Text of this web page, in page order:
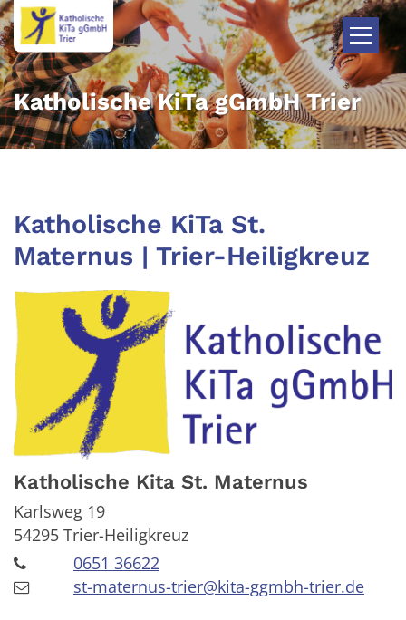
Zum Inhalt springen
Katholische KiTa gGmbH Trier
Katholische KiTa St.
Maternus | Trier-Heiligkreuz
Katholische Kita St. Maternus
Karlsweg 19
54295 Trier-Heiligkreuz
0651 36622
st-maternus-trier@kita-ggmbh-trier.de